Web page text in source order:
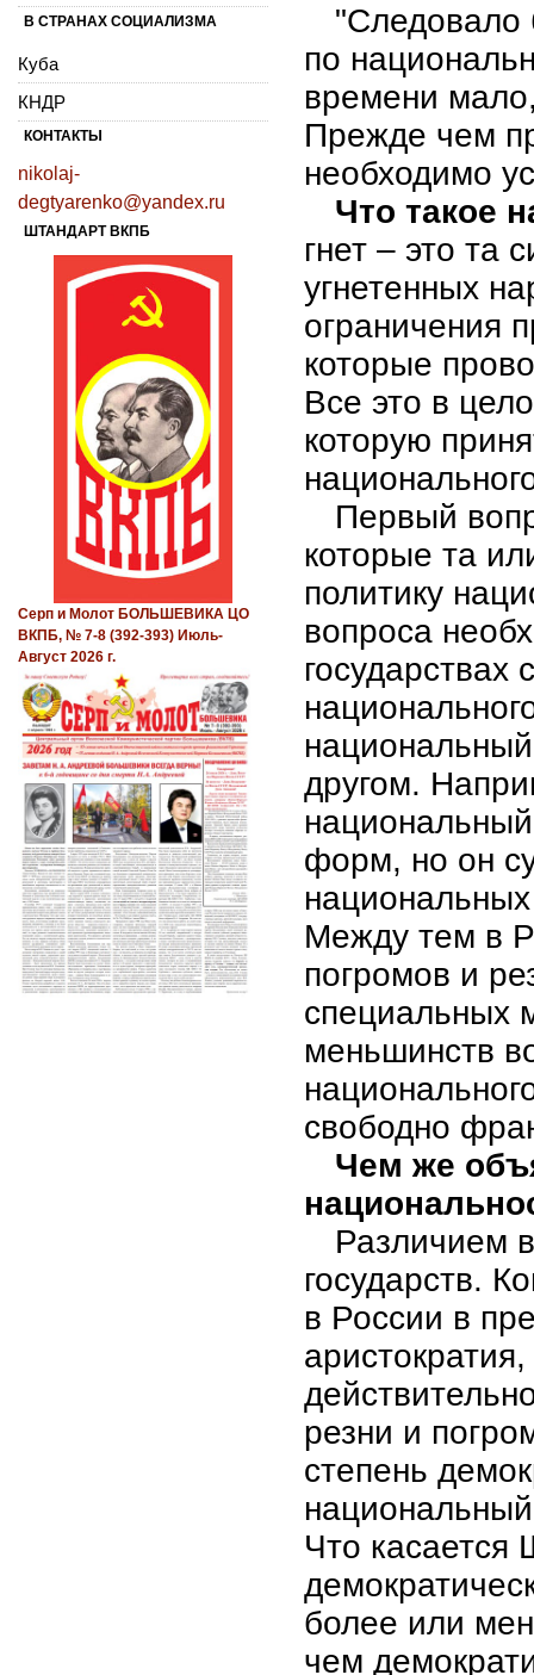
"Следовало
по
времени
Прежде чем
необходимо
Что такое
гнет – это та
угнетенных
ограничения
которые
Все это в
которую
Первый
которые та
политику
вопроса
другом.
форм, но он
Между тем в
погромов и
специальных
меньшинств
свободно
Чем же
Различием
государств.
в России в
резни и
степень
Что касается
более или
чем
В СТРАНАХ СОЦИАЛИЗМА
Куба
КНДР
КОНТАКТЫ
nikolaj-
degtyarenko@yandex.ru
ШТАНДАРТ ВКПБ
Серп и Молот БОЛЬШЕВИКА ЦО
ВКПБ, № 7-8 (392-393) Июль-
Август 2026 г.